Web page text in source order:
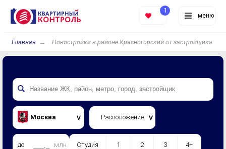
меню
1
Главная Новостройки в районе Красногорский от застройщика
Москва Расположение
до млн. Студия 1 2 3 4+